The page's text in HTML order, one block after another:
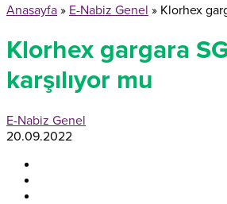
Anasayfa » E-Nabiz Genel » Klorhex
Klorhex gargara
karşılıyor mu
E-Nabiz Genel
20.09.2022